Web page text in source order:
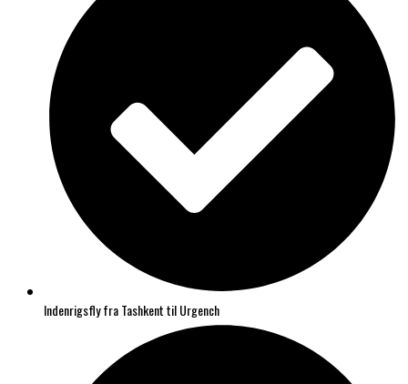
Indenrigsfly fra Tashkent til Urgench